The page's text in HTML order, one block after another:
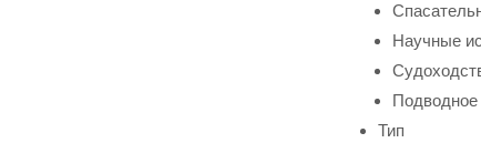
Научные
Подводное
Тип